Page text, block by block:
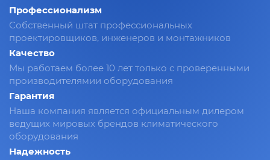
Профессионализм
Собственный штат профессиональных
проектировщиков, инженеров и монтажников
Качество
Мы работаем более 10 лет только с проверенными
производителямии оборудования
Гарантия
Наша компания является официальным дилером
ведущих мировых брендов климатического
оборудования
Надежность